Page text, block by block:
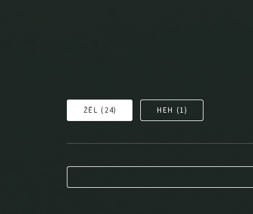
ŽĒL (24) HEH (1)